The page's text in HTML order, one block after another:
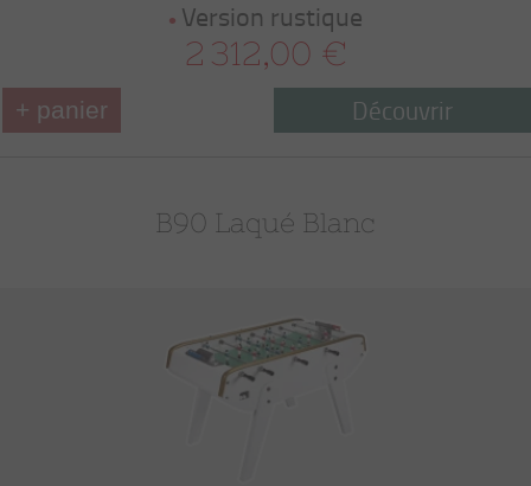
Version rustique
2 312,00 €
+ panier Découvrir
B90 Laqué Blanc